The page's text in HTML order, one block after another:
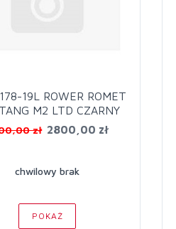
19L ROWER ROMET
M2 LTD CZARNY
zł 2800,00 zł
chwilowy brak
POKAŻ